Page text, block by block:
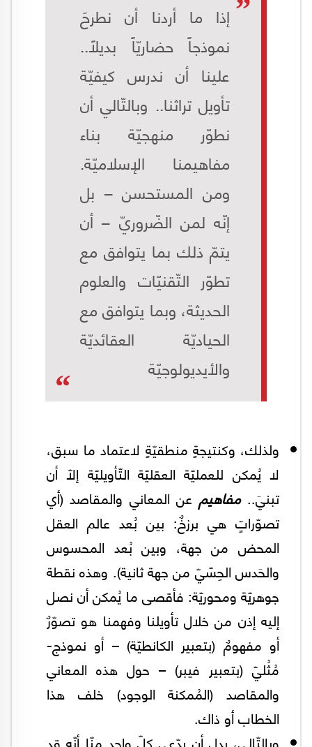
إذا ما أردنا أن نطرحَ
نموذجاً حضاريّاً بديلاً..
علينا أن ندرس كيفيّة
تأويل تراثنا.. وبالتّالي أن
نطوّر منهجيّة بناء
مفاهيمنا الإسلاميّة.
ومن المستحسن – بل
إنّه لمن الضّروريّ – أن
يتمّ ذلك بما يتوافق مع
تطوّر التّقنيّات والعلوم
الحديثة، وبما يتوافق مع
الحياديّة العقائديّة
والأيديولوجيّة
ولذلك، وكنتيجةٍ منطقيّةٍ لاعتماد ما سبق،
لا يُمكن للعمليّة العقليّة التّأويليّة إلّا أن
تبنيَ..مفاهيم عن المعاني والمقاصد (أي
تصوّراتٍ هي برزخٌ: بين بُعد عالم العقل
المحض من جهة، وبين بُعد المحسوس
والحَدس الحِسّيّ من جهة ثانية). وهذه نقطة
جوهريّة ومحوريّة: فأقصى ما يُمكن أن نصل
إليه إذن من خلال تأويلنا وفهمنا هو تصوّرٌ
أو مفهومٌ (بتعبير الكانطيّة) – أو نموذج-
مُثُليّ (بتعبير فيبر) – حول هذه المعاني
والمقاصد (المُمكنة الوجود) خلف هذا
الخطاب أو ذاك.
وبالتّالي، بدل أن يدّعي كلّ واحدٍ منّا أنّه قد